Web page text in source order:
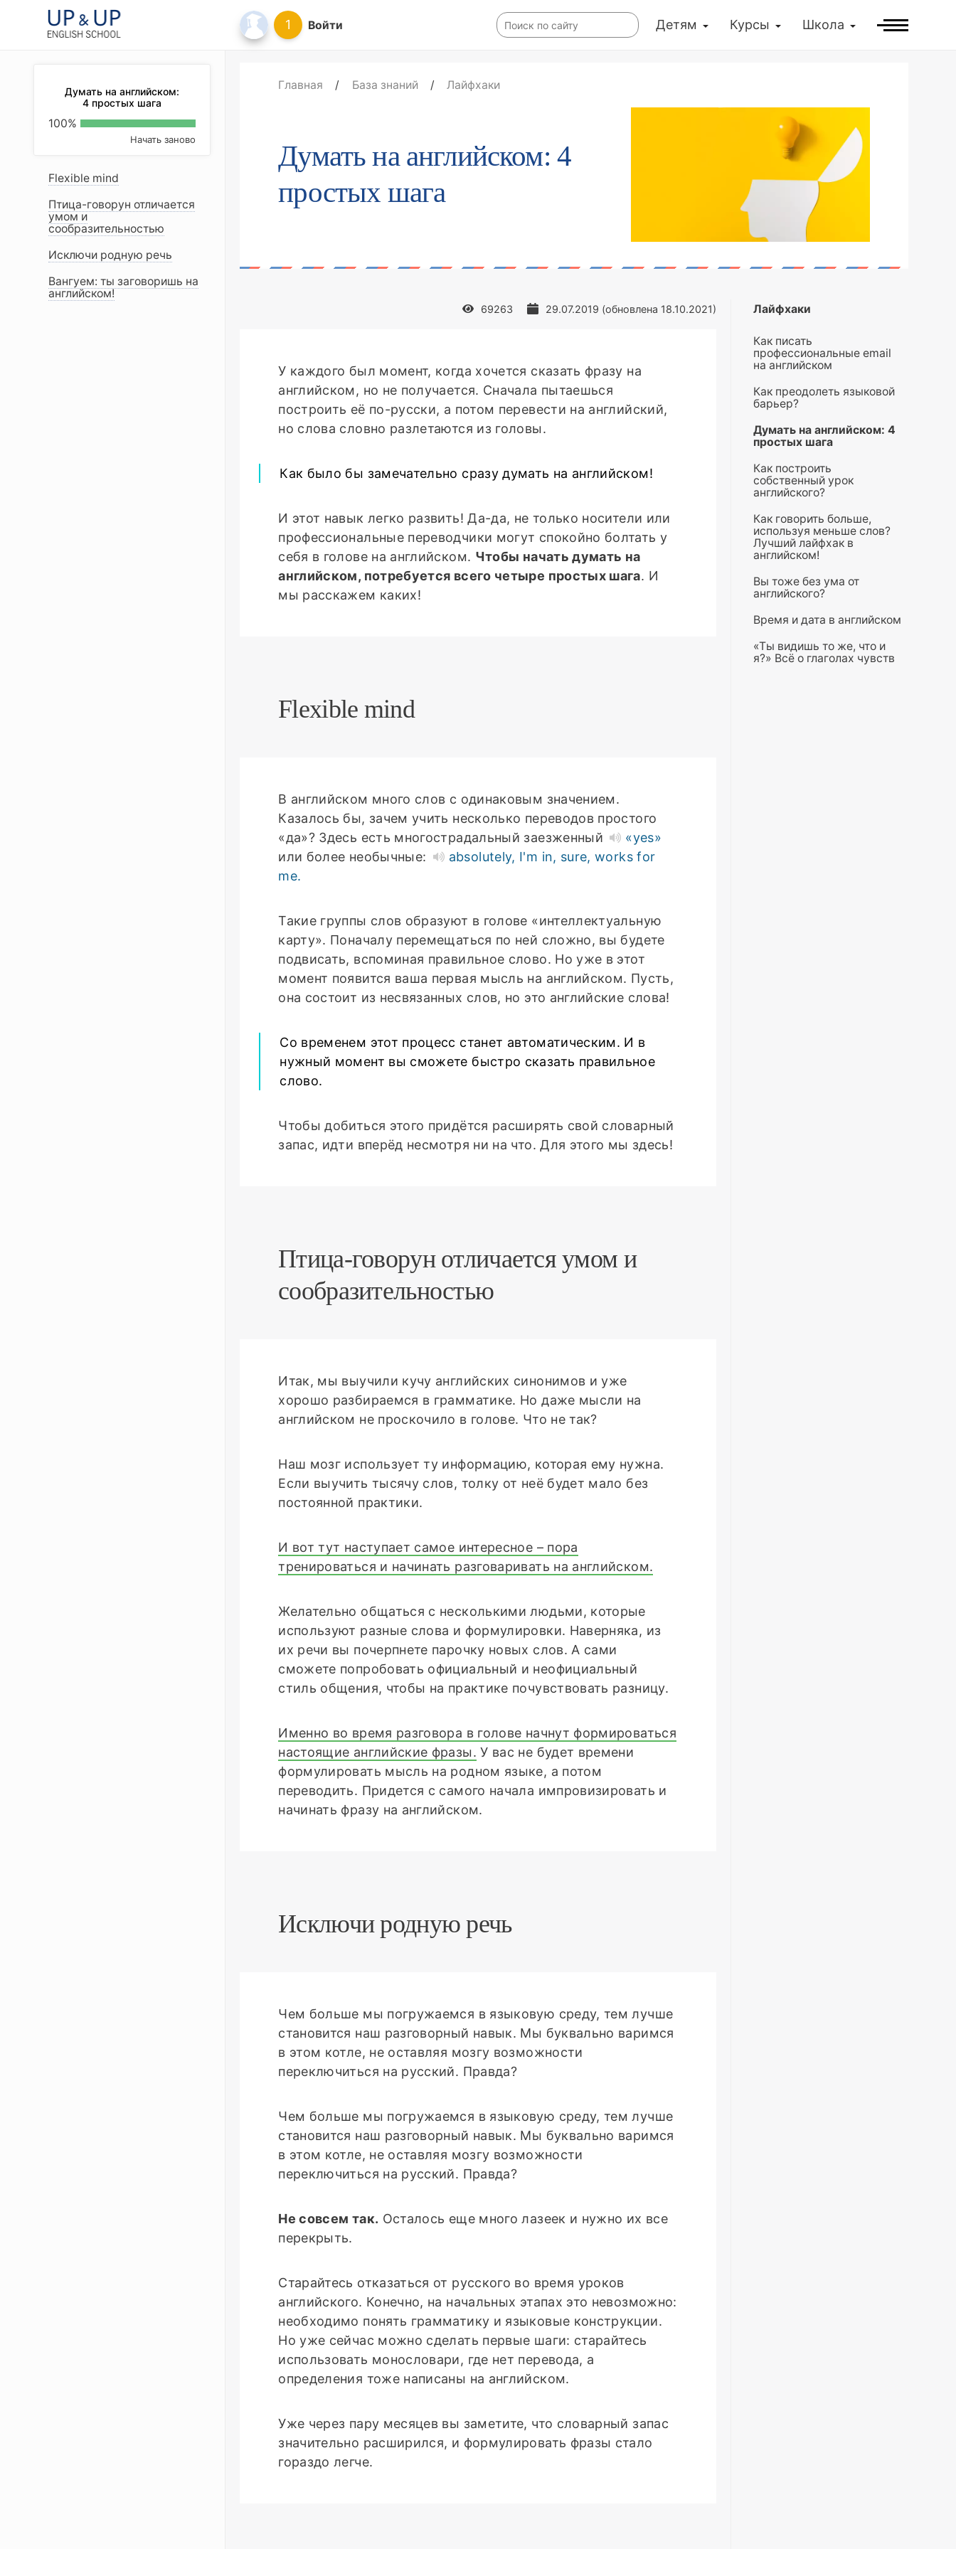
1 Войти Детям Курсы Школа
Думать на английском:
4 простых шага
100%
Начать заново
Flexible mind
Птица-говорун отличается
умом и
сообразительностью
Исключи родную речь
Вангуем: ты заговоришь на
английском!
Главная / База знаний / Лайфхаки
Думать на английском: 4
простых шага
69263 29.07.2019 (обновлена 18.10.2021)
У каждого был момент, когда хочется сказать фразу на
английском, но не получается. Сначала пытаешься
построить её по-русски, а потом перевести на английский,
но слова словно разлетаются из головы.
Как было бы замечательно сразу думать на английском!
И этот навык легко развить! Да-да, не только носители или
профессиональные переводчики могут спокойно болтать у
себя в голове на английском. Чтобы начать думать на
английском, потребуется всего четыре простых шага. И
мы расскажем каких!
Flexible mind
В английском много слов с одинаковым значением.
Казалось бы, зачем учить несколько переводов простого
«да»? Здесь есть многострадальный заезженный
«yes»
или более необычные:
absolutely, I'm in, sure, works for
me.
Такие группы слов образуют в голове «интеллектуальную
карту». Поначалу перемещаться по ней сложно, вы будете
подвисать, вспоминая правильное слово. Но уже в этот
момент появится ваша первая мысль на английском. Пусть,
она состоит из несвязанных слов, но это английские слова!
Со временем этот процесс станет автоматическим. И в
нужный момент вы сможете быстро сказать правильное
слово.
Чтобы добиться этого придётся расширять свой словарный
запас, идти вперёд несмотря ни на что. Для этого мы здесь!
Птица-говорун отличается умом и
сообразительностью
Итак, мы выучили кучу английских синонимов и уже
хорошо разбираемся в грамматике. Но даже мысли на
английском не проскочило в голове. Что не так?
Наш мозг использует ту информацию, которая ему нужна.
Если выучить тысячу слов, толку от неё будет мало без
постоянной практики.
И вот тут наступает самое интересное – пора
тренироваться и начинать разговаривать на английском.
Желательно общаться с несколькими людьми, которые
используют разные слова и формулировки. Наверняка, из
их речи вы почерпнете парочку новых слов. А сами
сможете попробовать официальный и неофициальный
стиль общения, чтобы на практике почувствовать разницу.
Именно во время разговора в голове начнут формироваться
настоящие английские фразы. У вас не будет времени
формулировать мысль на родном языке, а потом
переводить. Придется с самого начала импровизировать и
начинать фразу на английском.
Исключи родную речь
Чем больше мы погружаемся в языковую среду, тем лучше
становится наш разговорный навык. Мы буквально варимся
в этом котле, не оставляя мозгу возможности
переключиться на русский. Правда?
Чем больше мы погружаемся в языковую среду, тем лучше
становится наш разговорный навык. Мы буквально варимся
в этом котле, не оставляя мозгу возможности
переключиться на русский. Правда?
Не совсем так. Осталось еще много лазеек и нужно их все
перекрыть.
Cтарайтесь отказаться от русского во время уроков
английского. Конечно, на начальных этапах это невозможно:
необходимо понять грамматику и языковые конструкции.
Но уже сейчас можно сделать первые шаги: старайтесь
использовать монословари, где нет перевода, а
определения тоже написаны на английском.
Уже через пару месяцев вы заметите, что словарный запас
значительно расширился, и формулировать фразы стало
гораздо легче.
Лайфхаки
Как писать
профессиональные email
на английском
Как преодолеть языковой
барьер?
Думать на английском: 4
простых шага
Как построить
собственный урок
английского?
Как говорить больше,
используя меньше слов?
Лучший лайфхак в
английском!
Вы тоже без ума от
английского?
Время и дата в английском
«Ты видишь то же, что и
я?» Всё о глаголах чувств